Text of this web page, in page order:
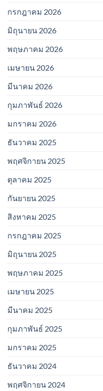
กรกฎาคม 2026
มิถุนายน 2026
พฤษภาคม 2026
เมษายน 2026
มีนาคม 2026
กุมภาพันธ์ 2026
มกราคม 2026
ธันวาคม 2025
พฤศจิกายน 2025
ตุลาคม 2025
กันยายน 2025
สิงหาคม 2025
กรกฎาคม 2025
มิถุนายน 2025
พฤษภาคม 2025
เมษายน 2025
มีนาคม 2025
กุมภาพันธ์ 2025
มกราคม 2025
ธันวาคม 2024
พฤศจิกายน 2024